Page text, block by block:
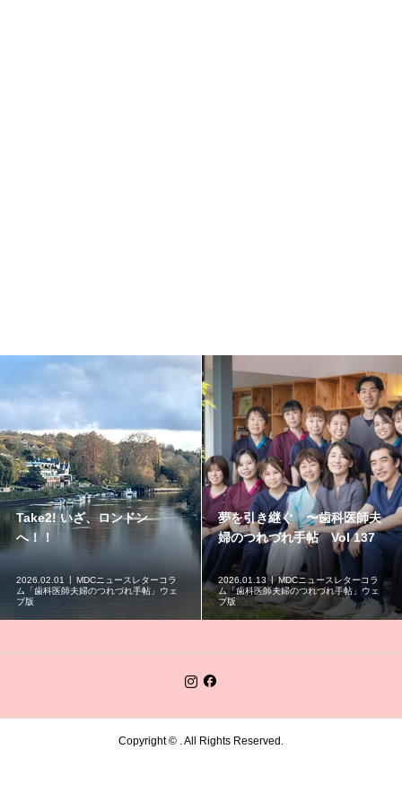
Take2! いざ、ロンドン
へ！！
2026.02.01
MDCニュースレターコラ
ム「歯科医師夫婦のつれづれ手帖」ウェ
ブ版
夢を引き継ぐ 〜歯科医師夫
婦のつれづれ手帖 Vol 137
2026.01.13
MDCニュースレターコラ
ム「歯科医師夫婦のつれづれ手帖」ウェ
ブ版
Copyright © . All Rights Reserved.